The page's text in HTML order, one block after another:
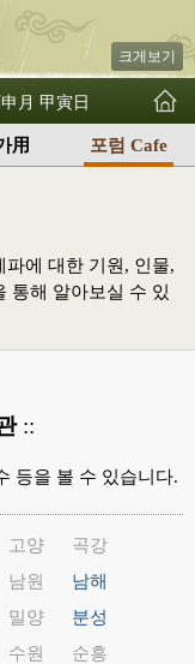
크게보기
月 甲寅日
用 포럼 Cafe
에 대한 기원, 인물,
통해 알아보실 수 있
::
등을 볼 수 있습니다.
고양
곡강
남원
남해
밀양
분성
수원
순흥